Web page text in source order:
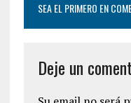
SEA EL PRIMERO EN
Deje un